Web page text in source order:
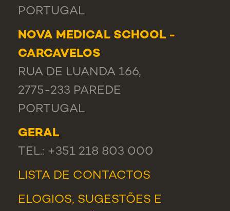
PORTUGAL
NOVA MEDICAL SCHOOL -
CARCAVELOS
RUA DE LUANDA 166,
2775-233 PAREDE
PORTUGAL
GERAL
TEL.: +351 218 803 000
LISTA DE CONTACTOS
ELOGIOS, SUGESTÕES E